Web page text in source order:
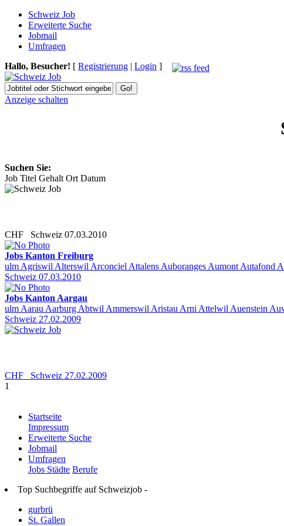
Schweiz Job
Erweiterte Suche
Jobmail
Umfragen
Hallo, Besucher! [ Registrierung | Login ]
Anzeige schalten
Suchen Sie:
Job Titel Gehalt Ort Datum
CHF Schweiz 07.03.2010
Jobs Kanton Freiburg
ulm Agriswil Alterswil Arconciel Attalens Auboranges Aumont Autafond
Schweiz 07.03.2010
Jobs Kanton Aargau
ulm Aarau Aarburg Abtwil Ammerswil Aristau Arni Attelwil Auenstein
Schweiz 27.02.2009
CHF Schweiz 27.02.2009
1
Startseite
Impressum
Erweiterte Suche
Jobmail
Umfragen
Jobs Städte Berufe
Top Suchbegriffe auf Schweizjob -
gurbrü
St. Gallen